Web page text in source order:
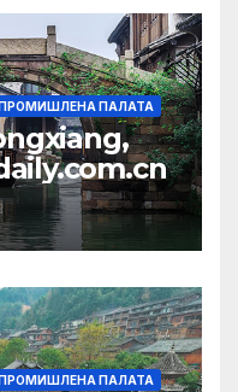
ПАЛАТА
ПАЛАТА